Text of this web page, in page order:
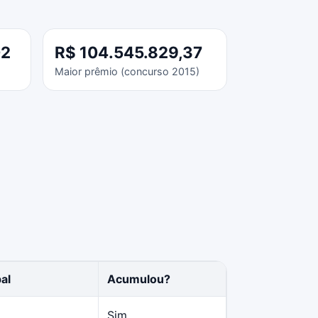
R$ 104.545.829,37
Maior prêmio (concurso 2015)
Acumulou?